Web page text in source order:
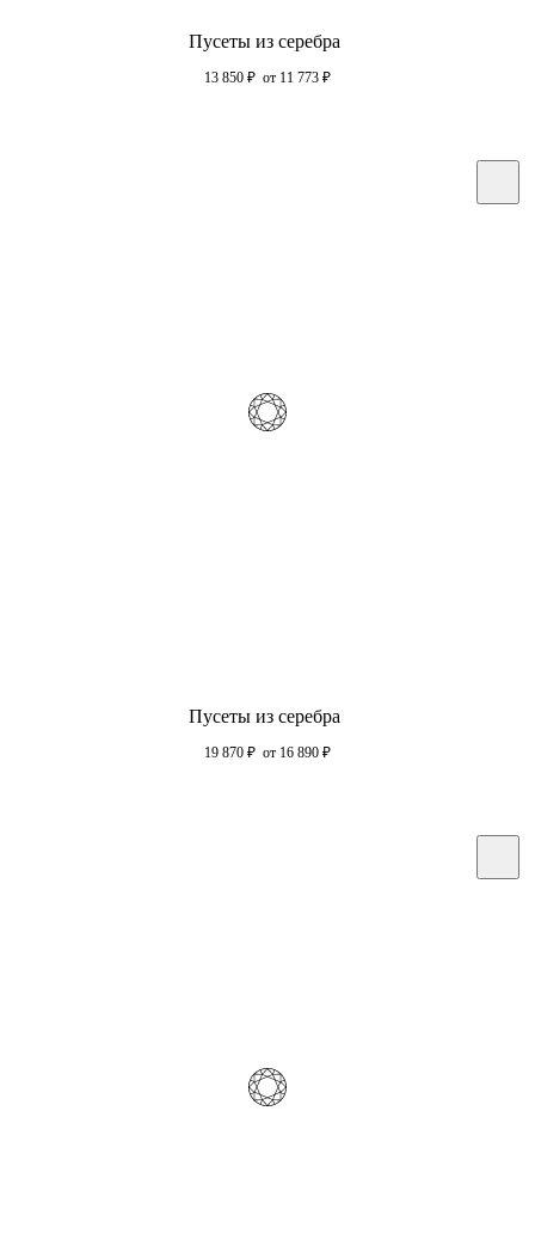
Пусеты из серебра
13 850 ₽ от 11 773 ₽
Пусеты из серебра
19 870 ₽ от 16 890 ₽